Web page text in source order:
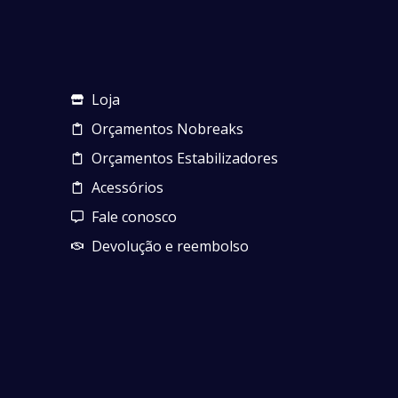
Loja
Orçamentos Nobreaks
Orçamentos Estabilizadores
Acessórios
Fale conosco
Devolução e reembolso